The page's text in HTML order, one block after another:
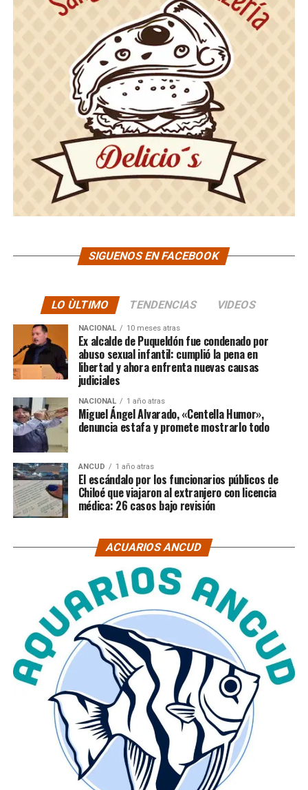
SIGUENOS EN FACEBOOK
LO ÙLTIMO TENDENCIAS VIDEOS
NACIONAL 10 meses atras
Ex alcalde de Puqueldón fue condenado por
abuso sexual infantil: cumplió la pena en
libertad y ahora enfrenta nuevas causas
judiciales
NACIONAL 1 año atras
Miguel Ángel Alvarado, «Centella Humor»,
denuncia estafa y promete mostrarlo todo
ANCUD 1 año atras
El escándalo por los funcionarios públicos de
Chiloé que viajaron al extranjero con licencia
médica: 26 casos bajo revisión
ACUARIOS ANCUD